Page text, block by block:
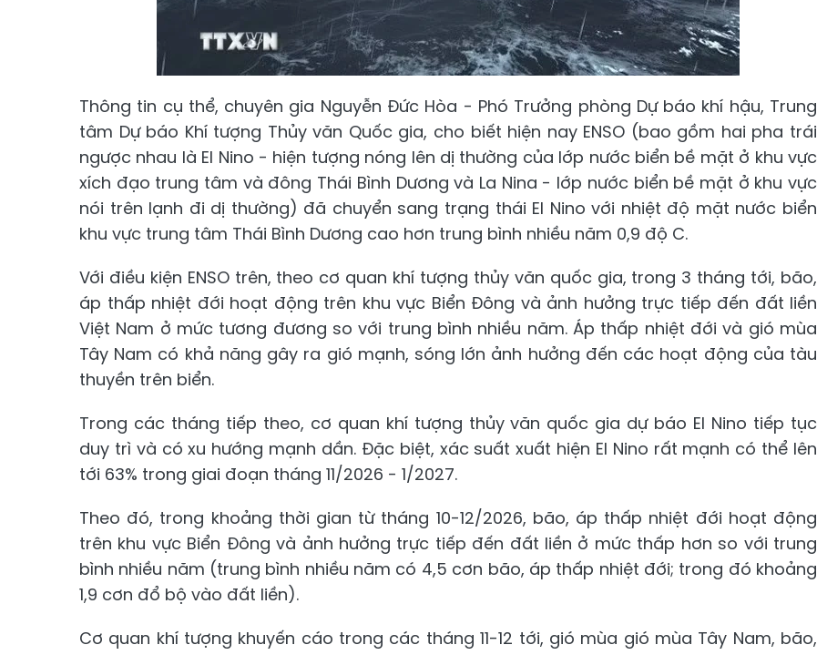
Thông tin cụ thể, chuyên gia Nguyễn Đức Hòa - Phó Trưởng phòng Dự báo khí hậu, Trung
tâm Dự báo Khí tượng Thủy văn Quốc gia, cho biết hiện nay ENSO (bao gồm hai pha trái
ngược nhau là El Nino - hiện tượng nóng lên dị thường của lớp nước biển bề mặt ở khu vực
xích đạo trung tâm và đông Thái Bình Dương và La Nina - lớp nước biển bề mặt ở khu vực
nói trên lạnh đi dị thường) đã chuyển sang trạng thái El Nino với nhiệt độ mặt nước biển
khu vực trung tâm Thái Bình Dương cao hơn trung bình nhiều năm 0,9 độ C.
Với điều kiện ENSO trên, theo cơ quan khí tượng thủy văn quốc gia, trong 3 tháng tới, bão,
áp thấp nhiệt đới hoạt động trên khu vực Biển Đông và ảnh hưởng trực tiếp đến đất liền
Việt Nam ở mức tương đương so với trung bình nhiều năm. Áp thấp nhiệt đới và gió mùa
Tây Nam có khả năng gây ra gió mạnh, sóng lớn ảnh hưởng đến các hoạt động của tàu
thuyền trên biển.
Trong các tháng tiếp theo, cơ quan khí tượng thủy văn quốc gia dự báo El Nino tiếp tục
duy trì và có xu hướng mạnh dần. Đặc biệt, xác suất xuất hiện El Nino rất mạnh có thể lên
tới 63% trong giai đoạn tháng 11/2026 - 1/2027.
​Theo đó, trong khoảng thời gian từ tháng 10-12/2026, bão, áp thấp nhiệt đới hoạt động
trên khu vực Biển Đông và ảnh hưởng trực tiếp đến đất liền ở mức thấp hơn so với trung
bình nhiều năm (trung bình nhiều năm có 4,5 cơn bão, áp thấp nhiệt đới; trong đó khoảng
1,9 cơn đổ bộ vào đất liền).
Cơ quan khí tượng khuyến cáo trong các tháng 11-12 tới, gió mùa gió mùa Tây Nam, bão,